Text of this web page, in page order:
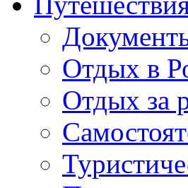
Отдых в
Отдых за